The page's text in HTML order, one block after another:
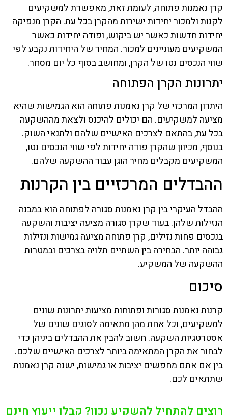
קרן נאמנות פתוחה, לעומת זאת, מאפשרת למשקיעים
לקנות ולמכור יחידות ישירות מהקרן בכל עת. הקרן מנפיקה
יחידות חדשות כאשר יש ביקוש, ופודה יחידות כאשר
המשקיעים מעוניינים למכור. המחיר של היחידות נקבע לפי
שווי הנכסים נטו של הקרן, ומחושב בסוף כל יום מסחר.
יתרונות הקרן הפתוחה
היתרון המרכזי של קרן נאמנות פתוחה הוא הגמישות שהיא
מציעה למשקיעים. הם יכולים להיכנס ולצאת מההשקעה
בכל עת, בהתאם לצרכים האישיים שלהם ולתנאי השוק.
בנוסף, מכיוון שהקרן פודה יחידות לפי שווי הנכסים נטו,
המשקיעים מקבלים מחיר הוגן עבור ההשקעה שלהם.
ההבדלים המרכזיים בין הקרנות
ההבדל העיקרי בין קרן נאמנות סגורה לפתוחה הוא במבנה
הנזילות שלהן. בעוד שקרן סגורה מציעה יציבות והשקעה
בנכסים פחות נזילים, קרן פתוחה מציעה גמישות ונזילות
גבוהה יותר. הבחירה בין השתיים תלויה בצרכים ובמטרות
ההשקעה של המשקיע.
סיכום
קרנות נאמנות סגורות ופתוחות מציעות יתרונות שונים
למשקיעים, וכל אחת מהן מתאימה לסוגים שונים של
אסטרטגיות השקעה. חשוב להבין את ההבדלים ביניהן כדי
לבחור את הקרן המתאימה ביותר לצרכים האישיים שלכם.
בין אם אתם מחפשים יציבות או גמישות, ישנה קרן נאמנות
שתתאים לכם.
רוצים להתחיל להשקיע נכון? קבלו ייעוץ חינם